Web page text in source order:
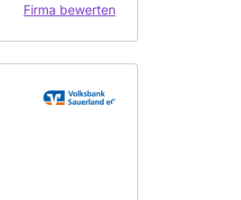
Firma bewerten